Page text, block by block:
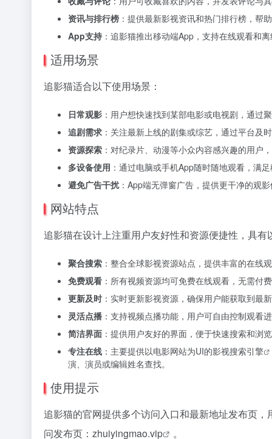
资讯与排行榜 ：提供最新影视资讯和热门排行榜，帮
App支持 ：追影猫推出移动端App，支持在线观看和
适用场景
追影猫适合以下使用场景：
日常观影 ：用户想快速找到某部电影或电视剧，通过
追剧需求 ：关注最新上线的剧集或综艺，通过平台及
资源探索 ：对纪录片、动漫等小众内容感兴趣的用户
多设备使用 ：通过电脑或手机App随时随地观看，满
避免广告干扰：App端无弹窗广告，提供更干净的观
网站特点
追影猫在设计上注重用户友好性和资源便捷性，具有
聚合搜索 ：整合全球影视资源站点，提供丰富的在线
免费观看 ：所有视频资源均可免费在线观看，无需付
更新及时 ：实时更新影视资源，确保用户能获取到最
灵活点播 ：支持视频点播功能，用户可自由控制观看
简洁界面 ：提供用户友好的界面，便于快速搜索和浏
专注在线 ：主要提供以电影网站为UI的影视搜索引擎
演、演员或编辑姓名查找。
使用提示
追影猫的官网提供多个访问入口和最新地址发布页
问发布页： zhuiyingmao.vip 。